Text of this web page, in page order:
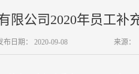
限公司2020年员工补
布日期： 2020-09-08 来源：